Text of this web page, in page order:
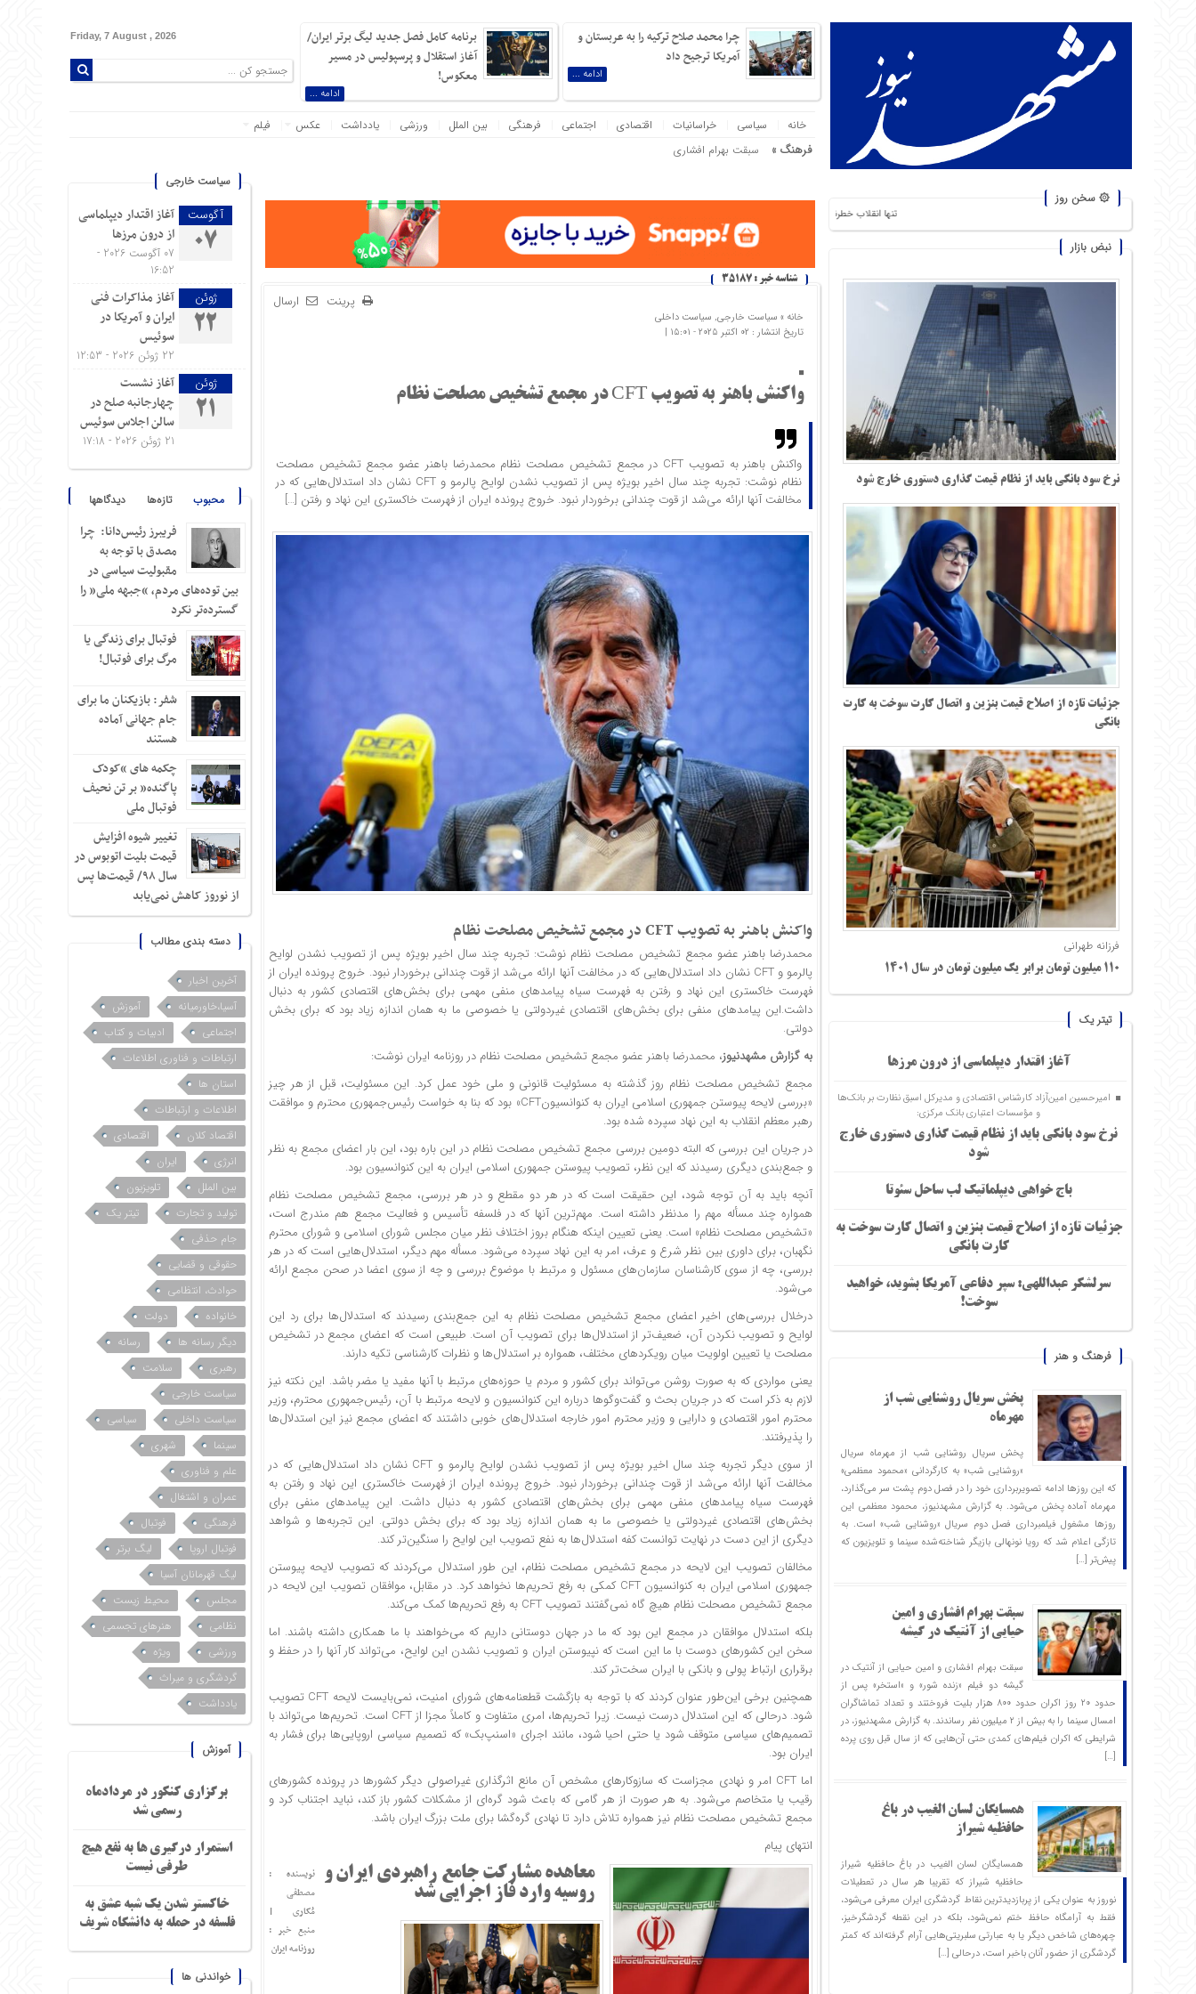
۞ سخن روز
تنها انقلاب خطرناک، انقلاب گرسنگان است. من از شورشهایی که دلیل آن بی‌نانی باشد، بیش از نبرد با یک ارتش دویست‌هزارنفری بیم دارم! ناپلئون بناپارت
نبض بازار
نرخ سود بانکی باید از نظام قیمت گذاری دستوری خارج شود
جزئیات تازه از اصلاح قیمت بنزین و اتصال کارت سوخت به کارت
بانکی
فرزانه طهرانی
۱۱۰ میلیون تومان برابر یک میلیون تومان در سال ۱۴۰۱
تیتر یک
آغاز اقتدار دیپلماسی از درون مرزها
امیرحسین امین‌آزاد کارشناس اقتصادی و مدیرکل اسبق نظارت بر بانک‌ها
و مؤسسات اعتباری بانک مرکزی:
نرخ سود بانکی باید از نظام قیمت گذاری دستوری خارج
شود
باج خواهی دیپلماتیک لب ساحل سئوتا
جزئیات تازه از اصلاح قیمت بنزین و اتصال کارت سوخت به
کارت بانکی
سرلشکر عبداللهی: سپر دفاعی آمریکا بشوید، خواهید
سوخت!
فرهنگ و هنر
پخش سریال روشنایی شب از
مهرماه
پخش سریال روشنایی شب از مهرماه سریال
«روشنایی شب» به کارگردانی «محمود معظمی»
که این روزها ادامه تصویربرداری خود را در فصل دوم پشت سر می‌گذارد،
مهرماه آماده پخش می‌شود. به گزارش مشهدنیوز، محمود معظمی این
روزها مشغول فیلمبرداری فصل دوم سریال «روشنایی شب» است. به
تازگی اعلام شد که رویا نونهالی بازیگر شناخته‌شده سینما و تلویزیون که
پیش‌تر […]
سبقت بهرام افشاری و امین
حیایی از آنتیک در گیشه
سبقت بهرام افشاری و امین حیایی از آنتیک در
گیشه دو فیلم «زنده شور» و «استخر» پس از
حدود ۲۰ روز اکران حدود ۸۰۰ هزار بلیت فروختند و تعداد تماشاگران
امسال سینما را به بیش از ۲ میلیون نفر رساندند. به گزارش مشهدنیوز، در
شرایطی که اکران فیلم‌های کمدی حتی آن‌هایی که از سال قبل روی پرده
[…]
همسایگان لسان الغیب در باغ
حافظیه شیراز
همسایگان لسان الغیب در باغ حافظیه شیراز
حافظیه‌ شیراز که تقریبا هر سال در تعطیلات
نوروز به عنوان یکی از پربازدیدترین نقاط گردشگری ایران معرفی می‌شود،
فقط به آرامگاه حافظ ختم نمی‌شود، بلکه در این نقطه گردشگرخیز،
چهره‌های شاخص دیگر یا به عبارتی سلبریتی‌هایی آرام گرفته‌اند که کمتر
گردشگری از حضور آنان باخبر است، درحالی […]
چرا محمد صلاح ترکیه را به عربستان و
آمریکا ترجیح داد
ادامه ...
برنامه کامل فصل جدید لیگ برتر ایران/
آغاز استقلال و پرسپولیس در مسیر
معکوس!
ادامه ...
Friday, 7 August , 2026
خانه سیاسی خراسانیات اقتصادی اجتماعی فرهنگی بین الملل ورزشی یادداشت عکس فیلم
فرهنگ » سبقت بهرام افشاری و امین حیایی از آنتیک در گیشه
شناسه خبر : 35187
ارسال پرینت
خانه » سیاست خارجی, سیاست داخلی
تاریخ انتشار : 02 اکتبر 2025 - 15:01 |
واکنش باهنر به تصویب CFT در مجمع تشخیص مصلحت نظام
واکنش باهنر به تصویب CFT در مجمع تشخیص مصلحت نظام محمدرضا باهنر عضو مجمع تشخیص مصلحت
نظام نوشت: تجربه چند سال اخیر بویژه پس از تصویب نشدن لوایح پالرمو و CFT نشان داد استدلال‌هایی که در
مخالفت آنها ارائه می‌شد از قوت چندانی برخوردار نبود. خروج پرونده ایران از فهرست خاکستری این نهاد و رفتن […]
واکنش باهنر به تصویب CFT در مجمع تشخیص مصلحت نظام
محمدرضا باهنر عضو مجمع تشخیص مصلحت نظام نوشت: تجربه چند سال اخیر بویژه پس از تصویب نشدن لوایح
پالرمو و CFT نشان داد استدلال‌هایی که در مخالفت آنها ارائه می‌شد از قوت چندانی برخوردار نبود. خروج پرونده ایران از
فهرست خاکستری این نهاد و رفتن به فهرست سیاه پیامدهای منفی مهمی برای بخش‌های اقتصادی کشور به دنبال
داشت.این پیامدهای منفی برای بخش‌های اقتصادی غیردولتی یا خصوصی ما به همان اندازه زیاد بود که برای بخش
دولتی.
به گزارش مشهدنیوز،‌ محمدرضا باهنر عضو مجمع تشخیص مصلحت نظام در روزنامه ایران نوشت:
مجمع تشخیص مصلحت نظام روز گذشته به مسئولیت قانونی و ملی خود عمل کرد. این مسئولیت، قبل از هر چیز
«بررسی لایحه پیوستن جمهوری اسلامی ایران به کنوانسیونCFT» بود که بنا به خواست رئیس‌جمهوری محترم و موافقت
رهبر معظم انقلاب به این نهاد سپرده شده بود.
در جریان این بررسی که البته دومین بررسی مجمع تشخیص مصلحت نظام در این باره بود، این بار اعضای مجمع به نظر
و جمع‌بندی دیگری رسیدند که این نظر، تصویب پیوستن جمهوری اسلامی ایران به این کنوانسیون بود.
آنچه باید به آن توجه شود، این حقیقت است که در هر دو مقطع و در هر بررسی، مجمع تشخیص مصلحت نظام
همواره چند مسأله مهم را مدنظر داشته است. مهم‌ترین آنها که در فلسفه تأسیس و فعالیت مجمع هم مندرج است،
«تشخیص مصلحت نظام» است. یعنی تعیین اینکه هنگام بروز اختلاف نظر میان مجلس شورای اسلامی و شورای محترم
نگهبان، برای داوری بین نظر شرع و عرف، امر به این نهاد سپرده می‌شود. مسأله مهم دیگر، استدلال‌هایی است که در هر
بررسی، چه از سوی کارشناسان سازمان‌های مسئول و مرتبط با موضوع بررسی و چه از سوی اعضا در صحن مجمع ارائه
می‌شود.
درخلال بررسی‌های اخیر اعضای مجمع تشخیص مصلحت نظام به این جمع‌بندی رسیدند که استدلال‌ها برای رد این
لوایح و تصویب نکردن آن، ضعیف‌تر از استدلال‌ها برای تصویب آن است. طبیعی است که اعضای مجمع در تشخیص
مصلحت یا تعیین اولویت میان رویکردهای مختلف، همواره بر استدلال‌ها و نظرات کارشناسی تکیه دارند.
یعنی مواردی که به صورت روشن می‌تواند برای کشور و مردم یا حوزه‌های مرتبط با آنها مفید یا مضر باشد. این نکته نیز
لازم به ذکر است که در جریان بحث و گفت‌وگوها درباره این کنوانسیون و لایحه مرتبط با آن، رئیس‌جمهوری محترم، وزیر
محترم امور اقتصادی و دارایی و وزیر محترم امور خارجه استدلال‌های خوبی داشتند که اعضای مجمع نیز این استدلال‌ها
را پذیرفتند.
از سوی دیگر تجربه چند سال اخیر بویژه پس از تصویب نشدن لوایح پالرمو و CFT نشان داد استدلال‌هایی که در
مخالفت آنها ارائه می‌شد از قوت چندانی برخوردار نبود. خروج پرونده ایران از فهرست خاکستری این نهاد و رفتن به
فهرست سیاه پیامدهای منفی مهمی برای بخش‌های اقتصادی کشور به دنبال داشت. این پیامدهای منفی برای
بخش‌های اقتصادی غیردولتی یا خصوصی ما به همان اندازه زیاد بود که برای بخش دولتی. این تجربه‌ها و شواهد
دیگری از این دست در نهایت توانست کفه استدلال‌ها به نفع تصویب این لوایح را سنگین‌تر کند.
مخالفان تصویب این لایحه در مجمع تشخیص مصلحت نظام، این طور استدلال می‌کردند که تصویب لایحه پیوستن
جمهوری اسلامی ایران به کنوانسیون CFT کمکی به رفع تحریم‌ها نخواهد کرد. در مقابل، موافقان تصویب این لایحه در
مجمع تشخیص مصحلت نظام هیچ گاه نمی‌گفتند تصویب CFT به رفع تحریم‌ها کمک می‌کند.
بلکه استدلال موافقان در مجمع این بود که ما در جهان دوستانی داریم که می‌خواهند با ما همکاری داشته باشند. اما
سخن این کشورهای دوست با ما این است که نپیوستن ایران و تصویب نشدن این لوایح، می‌تواند کار آنها را در حفظ و
برقراری ارتباط پولی و بانکی با ایران سخت‌تر کند.
همچنین برخی این‌طور عنوان کردند که با توجه به بازگشت قطعنامه‌های شورای امنیت، نمی‌بایست لایحه CFT تصویب
شود. درحالی که این استدلال درست نیست. زیرا تحریم‌ها، امری متفاوت و کاملاً مجزا از CFT است. تحریم‌ها می‌تواند با
تصمیم‌های سیاسی متوقف شود یا حتی احیا شود، مانند اجرای «اسنپ‌بک» که تصمیم سیاسی اروپایی‌ها برای فشار به
ایران بود.
اماCFT امر و نهادی مجزاست که سازوکارهای مشخص آن مانع اثرگذاری غیراصولی دیگر کشورها در پرونده کشورهای
رقیب یا متخاصم می‌شود. به هر صورت از هر گامی که باعث شود گره‌ای از مشکلات کشور باز کند، نباید اجتناب کرد و
مجمع تشخیص مصلحت نظام نیز همواره تلاش دارد تا نهادی گره‌گشا برای ملت بزرگ ایران باشد.
انتهای پیام
معاهده مشارکت جامع راهبردی ایران و
روسیه وارد فاز اجرایی شد
نویسنده :
مصطفی
مُکاری
|
منبع خبر :
روزنامه ایران
سیاست خارجی
آگوست
07
آغاز اقتدار دیپلماسی
از درون مرزها
07 آگوست 2026 -
16:52
ژوئن
22
آغاز مذاکرات فنی
ایران و آمریکا در
سوئیس
22 ژوئن 2026 - 12:53
ژوئن
21
آغاز نشست
چهارجانبه صلح در
سالن اجلاس سوئیس
21 ژوئن 2026 - 17:18
محبوب تازه‌ها دیدگاهها
فریبرز رئیس‌دانا: چرا
مصدق با توجه به
مقبولیت سیاسی در
بین توده‌های مردم، “جبهه ملی” را
گسترده‌تر نکرد
فوتبال برای زندگی یا
مرگ برای فوتبال!
شفر: بازیکنان ما برای
جام جهانی آماده
هستند
چکمه های “کودک
پاگنده” بر تن نحیف
فوتبال ملی
تغییر شیوه افزایش
قیمت بلیت اتوبوس در
سال ۹۸/ قیمت‌ها پس
از نوروز کاهش نمی‌یابد
دسته بندی مطالب
آخرین اخبار
آسیا،خاورمیانه
آموزش
اجتماعی
ادبیات و کتاب
ارتباطات و فناوری اطلاعات
استان ها
اطلاعات و ارتباطات
اقتصاد کلان
اقتصادی
انرژی
ایران
بین الملل
تلویزیون
تولید و تجارت
تیتر یک
جام حذفی
حقوقی و قضایی
حوادث، انتظامی
خانواده
دولت
دیگر رسانه ها
رسانه
رهبری
سلامت
سیاست خارجی
سیاست داخلی
سیاسی
سینما
شهری
علم و فناوری
عمران و اشتغال
فرهنگی
فوتبال
فوتبال اروپا
لیگ برتر
لیگ قهرمانان آسیا
مجلس
محیط زیست
نظامی
هنرهای تجسمی
ورزشی
ویژه
گردشگری و میراث
یادداشت
آموزش
برگزاری کنکور در مردادماه
رسمی شد
استمرار درگیری ها به نفع هیچ
طرفی نیست
خاکستر شدن یک شبه عشق به
فلسفه در حمله به دانشگاه شریف
خواندنی ها